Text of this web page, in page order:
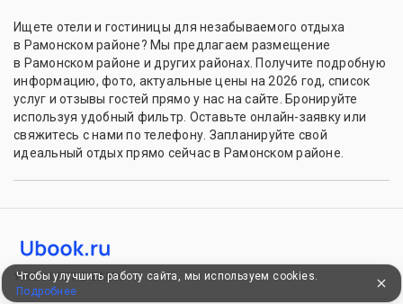
Ищете отели и гостиницы для незабываемого отдыха
в Рамонском районе? Мы предлагаем размещение
в Рамонском районе и других районах. Получите подробную
информацию, фото, актуальные цены на 2026 год, список
услуг и отзывы гостей прямо у нас на сайте. Бронируйте
используя удобный фильтр. Оставьте онлайн-заявку или
свяжитесь с нами по телефону. Запланируйте свой
идеальный отдых прямо сейчас в Рамонском районе.
УЖЕ 16 ЛЕТ С ВАМИ
Чтобы улучшить работу сайта, мы используем cookies.
Подробнее